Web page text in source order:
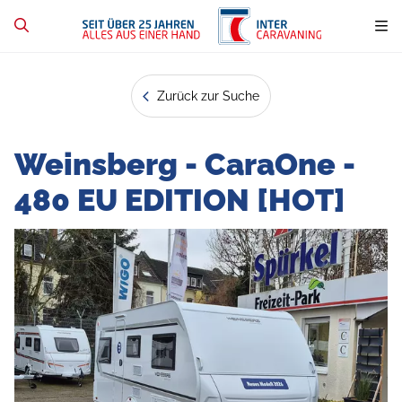
Zurück zur Suche
Weinsberg - CaraOne -
480 EU EDITION [HOT]